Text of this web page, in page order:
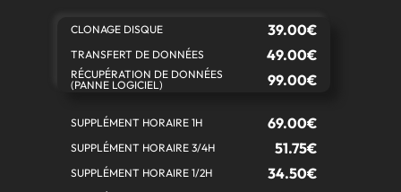
CLONAGE DISQUE 39.00€
TRANSFERT DE DONNÉES 49.00€
RÉCUPÉRATION DE DONNÉES
(PANNE LOGICIEL)
99.00€
SUPPLÉMENT HORAIRE 1H 69.00€
SUPPLÉMENT HORAIRE 3/4H 51.75€
SUPPLÉMENT HORAIRE 1/2H 34.50€